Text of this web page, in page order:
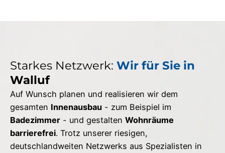
Starkes Netzwerk: Wir für Sie in
Walluf
Auf Wunsch planen und realisieren wir dem
gesamten Innenausbau - zum Beispiel im
Badezimmer - und gestalten Wohnräume
barrierefrei. Trotz unserer riesigen,
deutschlandweiten Netzwerks aus Spezialisten in